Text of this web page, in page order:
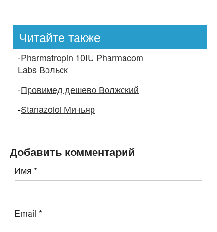
Читайте также
-Pharmatropin 10IU Pharmacom
Labs Вольск
-Провимед дешево Волжский
-Stanazolol Миньяр
Добавить комментарий
Имя *
Email *